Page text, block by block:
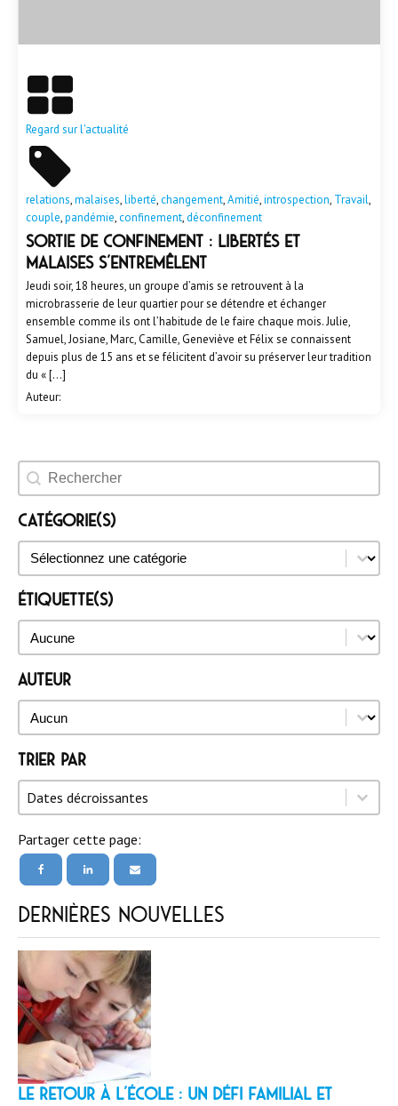
Regard sur l'actualité
relations,malaises,liberté,changement,Amitié,introspection, Travail,
couple,pandémie,confinement,déconfinement
Sortie de confinement : libertés et
malaises s’entremêlent
Jeudi soir, 18 heures, un groupe d’amis se retrouvent à la
microbrasserie de leur quartier pour se détendre et échanger
ensemble comme ils ont l’habitude de le faire chaque mois. Julie,
Samuel, Josiane, Marc, Camille, Geneviève et Félix se connaissent
depuis plus de 15 ans et se félicitent d’avoir su préserver leur tradition
du « […]
Auteur:
Rechercher un évènement
Catégorie(s)
Catégorie(s)
Catégorie(s)
Étiquette(s)
Étiquette(s)
Étiquette(s)
Auteur
Auteur
Auteur
Trier par
Trier par
Trier par
Dates décroissantes
Trier par
Partager cette page:
Dernières nouvelles
LE RETOUR À L’ÉCOLE : un défi familial et